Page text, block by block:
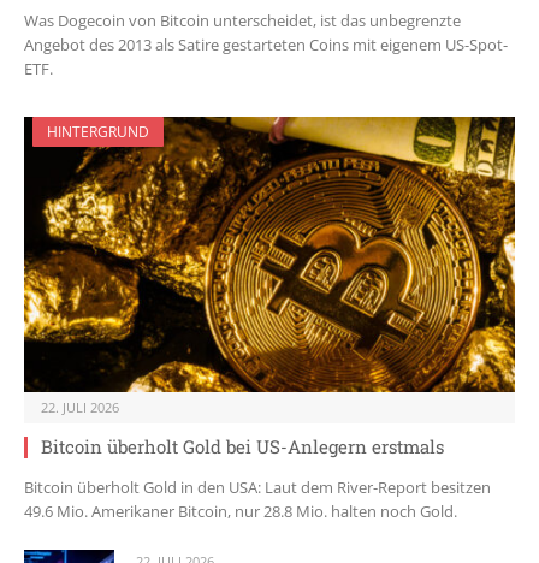
Was Dogecoin von Bitcoin unterscheidet, ist das unbegrenzte
Angebot des 2013 als Satire gestarteten Coins mit eigenem US-Spot-
ETF.
HINTERGRUND
22. JULI 2026
Bitcoin überholt Gold bei US-Anlegern erstmals
Bitcoin überholt Gold in den USA: Laut dem River-Report besitzen
49.6 Mio. Amerikaner Bitcoin, nur 28.8 Mio. halten noch Gold.